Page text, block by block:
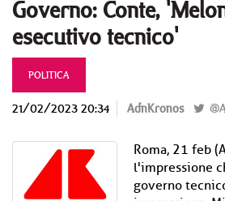
Governo: Conte,
esecutivo tecnico'
POLITICA
21/02/2023 20:34 AdnKronos
Roma, 21 feb
l'impressione
governo